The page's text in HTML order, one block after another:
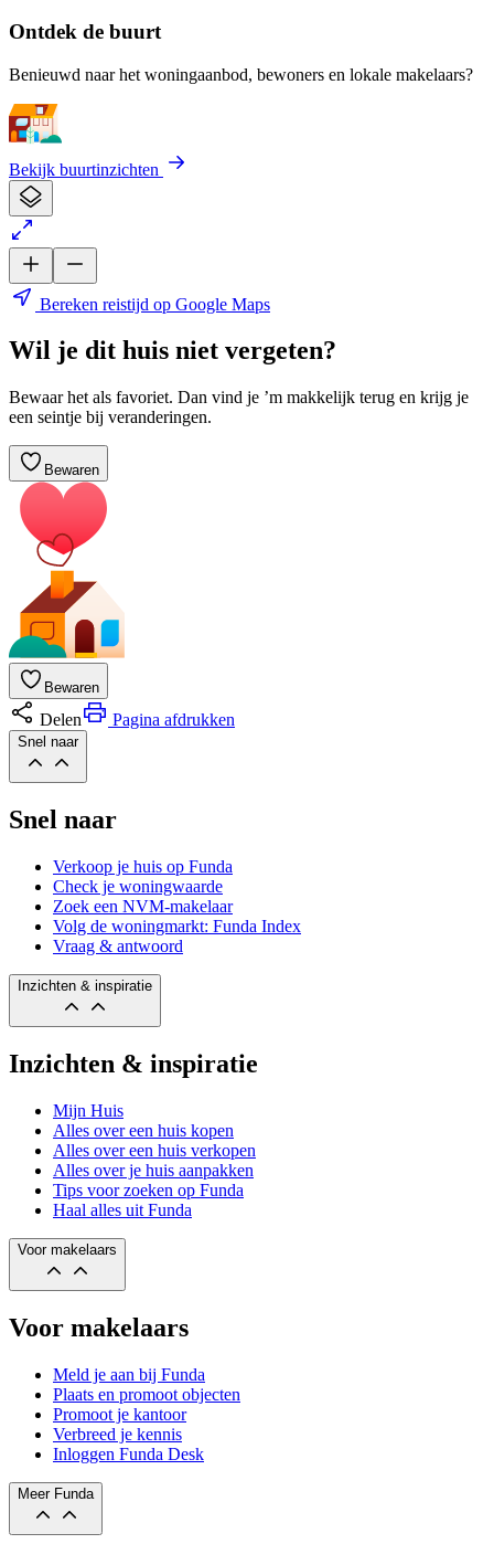
Ontdek de buurt
Benieuwd naar het woningaanbod, bewoners en lokale makelaars?
Bekijk buurtinzichten
Bereken reistijd op Google Maps
Wil je dit huis niet vergeten?
Bewaar het als favoriet. Dan vind je ’m makkelijk terug en krijg je
een seintje bij veranderingen.
Bewaren
Bewaren
Delen Pagina afdrukken
Snel naar
Snel naar
Verkoop je huis op Funda
Check je woningwaarde
Zoek een NVM-makelaar
Volg de woningmarkt: Funda Index
Vraag & antwoord
Inzichten & inspiratie
Inzichten & inspiratie
Mijn Huis
Alles over een huis kopen
Alles over een huis verkopen
Alles over je huis aanpakken
Tips voor zoeken op Funda
Haal alles uit Funda
Voor makelaars
Voor makelaars
Meld je aan bij Funda
Plaats en promoot objecten
Promoot je kantoor
Verbreed je kennis
Inloggen Funda Desk
Meer Funda